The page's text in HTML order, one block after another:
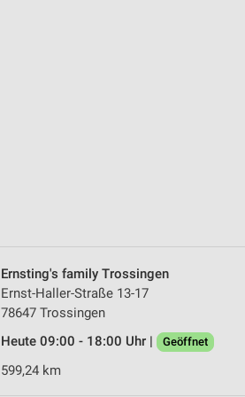
Ernsting's family Trossingen
Ernst-Haller-Straße 13-17
78647 Trossingen
Heute 09:00 - 18:00 Uhr |
Geöffnet
599,24 km